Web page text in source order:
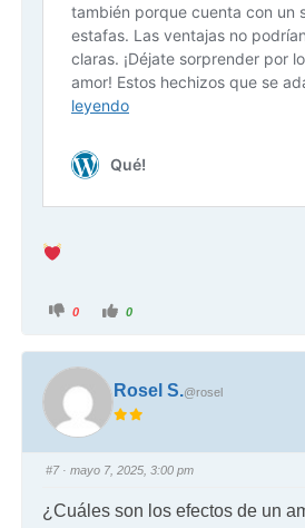
0 0
Rosel S.@rosel
#7· mayo 7, 2025, 3:00 pm
¿Cuáles son los efectos de un